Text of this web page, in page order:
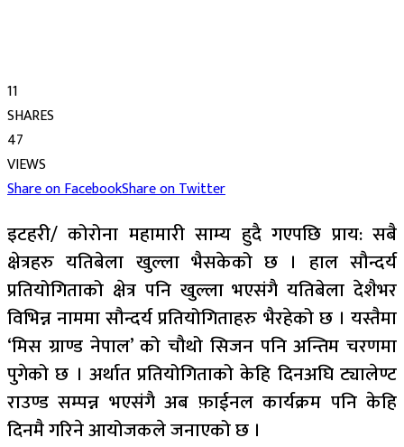
11
SHARES
47
VIEWS
Share on FacebookShare on Twitter
इटहरी/ कोरोना महामारी साम्य हुदै गएपछि प्राय: सबै
क्षेत्रहरु यतिबेला खुल्ला भैसकेको छ । हाल सौन्दर्य
प्रतियोगिताको क्षेत्र पनि खुल्ला भएसंगै यतिबेला देशैभर
विभिन्न नाममा सौन्दर्य प्रतियोगिताहरु भैरहेको छ । यस्तैमा
‘मिस ग्राण्ड नेपाल’ को चौथो सिजन पनि अन्तिम चरणमा
पुगेको छ । अर्थात प्रतियोगिताको केहि दिनअघि ट्यालेण्ट
राउण्ड सम्पन्न भएसंगै अब फ़ाईनल कार्यक्रम पनि केहि
दिनमै गरिने आयोजकले जनाएको छ ।